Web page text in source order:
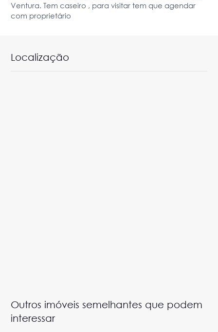
Ventura. Tem caseiro , para visitar tem que agendar
com proprietário
Localização
Outros imóveis semelhantes que podem
interessar